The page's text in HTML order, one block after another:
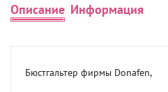
Описание Информация
Бюстгальтер фирмы Donafen,